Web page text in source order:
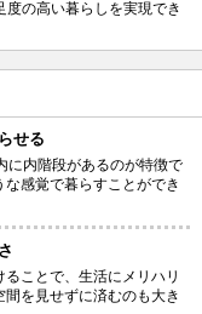
度の高い暮らしを実現でき
せる
に内階段があるのが特徴で
感覚で暮らすことができ
ことで、生活にメリハリ
を見せずに済むのも大き